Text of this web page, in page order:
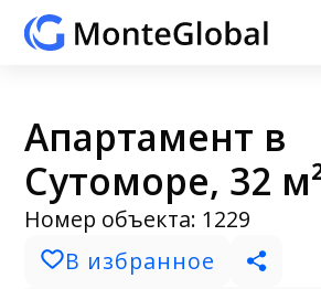
Апартамент в
Сутоморе, 32
Номер объекта: 1229
В избранное